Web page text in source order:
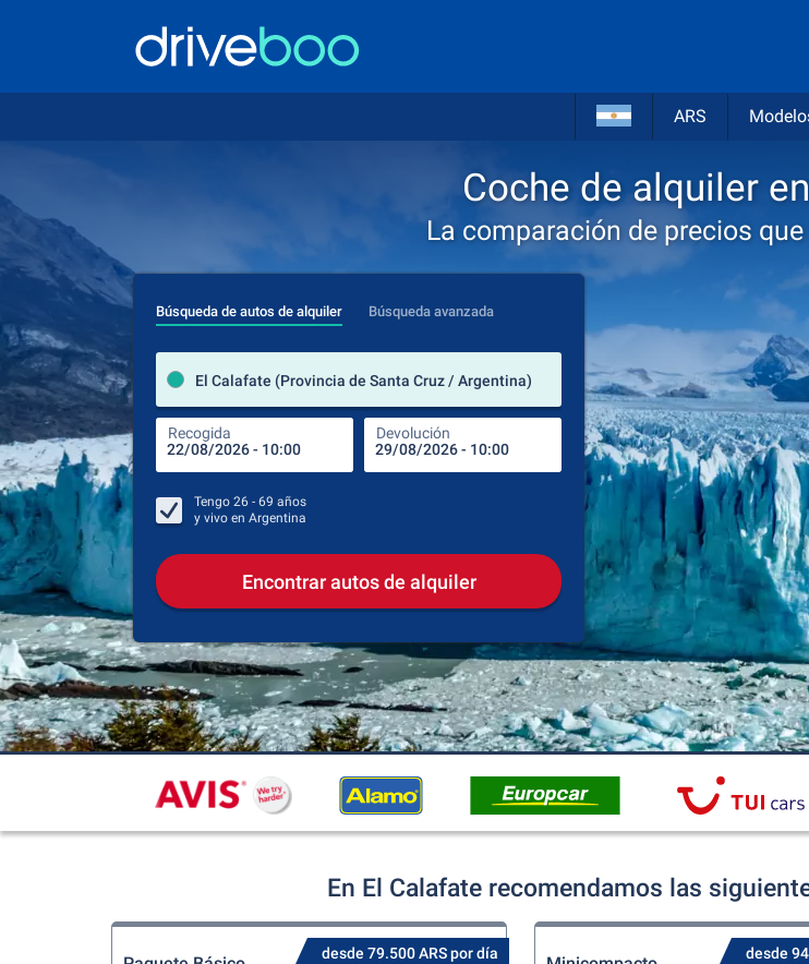
ARS
Coche de alquiler
La comparación de precios
Búsqueda de autos de alquiler Búsqueda avanzada
El Calafate (Provincia de Santa Cruz / Argentina)
Recogida Devolución
lugar de alquiler
Lugar de devolución
Recogida
Tengo 26 - 69 años
y vivo en Argentina
Encontrar autos de alquiler
En El Calafate recomendamos las
desde 79.500 ARS por día desde